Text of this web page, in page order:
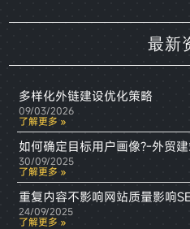
最新
多样化外链建设优化策略
09/03/2026
了解更多 »
如何确定目标用户画像?-外贸
30/09/2025
了解更多 »
重复内容不影响网站质量影响
24/09/2025
了解更多 »